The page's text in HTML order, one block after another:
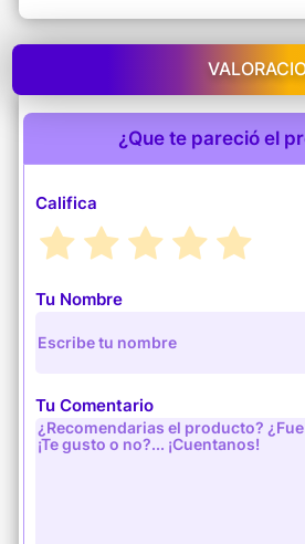
¿Que te pareció el
Califica
Tu Nombre
Tu Comentario